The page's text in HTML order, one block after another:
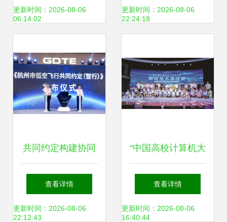
公司打造高效数字
更新时间：2026-08-06
06:14:02
络技术服务助力精
更新时间：2026-08-06
22:24:18
共同约定构建协同
网络，杭州低空经
济对接会释放多项
查看详情
更新时间：2026-08-06
22:12:43
“中国高校计算机大
赛-网络技术挑战
赛”在温州举办 温
查看详情
更新时间：2026-08-06
16:40:44